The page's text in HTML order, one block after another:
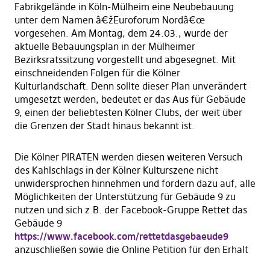
Fabrikgelände in Köln-Mülheim eine Neubebauung
unter dem Namen â€žEuroforum Nordâ€œ
vorgesehen. Am Montag, dem 24.03., wurde der
aktuelle Bebauungsplan in der Mülheimer
Bezirksratssitzung vorgestellt und abgesegnet. Mit
einschneidenden Folgen für die Kölner
Kulturlandschaft. Denn sollte dieser Plan unverändert
umgesetzt werden, bedeutet er das Aus für Gebäude
9, einen der beliebtesten Kölner Clubs, der weit über
die Grenzen der Stadt hinaus bekannt ist.
Die Kölner PIRATEN werden diesen weiteren Versuch
des Kahlschlags in der Kölner Kulturszene nicht
unwidersprochen hinnehmen und fordern dazu auf, alle
Möglichkeiten der Unterstützung für Gebäude 9 zu
nutzen und sich z.B. der Facebook-Gruppe Rettet das
Gebäude 9
https://www.facebook.com/rettetdasgebaeude9
anzuschließen sowie die Online Petition für den Erhalt